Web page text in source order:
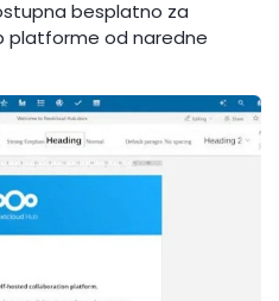
besplatno za
platforme od naredne